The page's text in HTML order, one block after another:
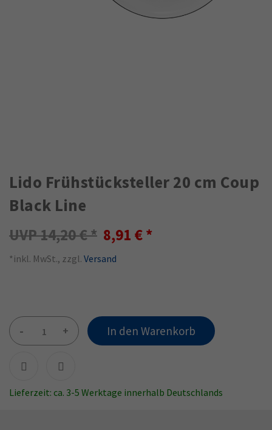
Lido Frühstücksteller 20 cm Coup
Black Line
14,20 € 8,91 €
*inkl. MwSt., zzgl. Versand
- + In den Warenkorb
Lieferzeit: ca. 3-5 Werktage innerhalb Deutschlands